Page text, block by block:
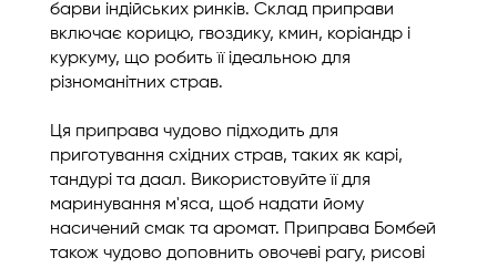
барви індійських ринків. Склад приправи
включає корицю, гвоздику, кмин, коріандр і
куркуму, що робить її ідеальною для
різноманітних страв.
Ця приправа чудово підходить для
приготування східних страв, таких як карі,
тандурі та даал. Використовуйте її для
маринування м'яса, щоб надати йому
насичений смак та аромат. Приправа Бомбей
також чудово доповнить овочеві рагу, рисові